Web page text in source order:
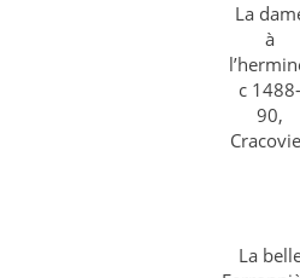
La
à
c 1488-
90,
La